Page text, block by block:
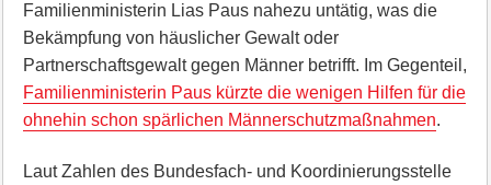
Familienministerin Lias Paus nahezu untätig, was die
Bekämpfung von häuslicher Gewalt oder
Partnerschaftsgewalt gegen Männer betrifft. Im Gegenteil,
Familienministerin Paus kürzte die wenigen Hilfen für die
ohnehin schon spärlichen Männerschutzmaßnahmen.
Laut Zahlen des Bundesfach- und Koordinierungsstelle